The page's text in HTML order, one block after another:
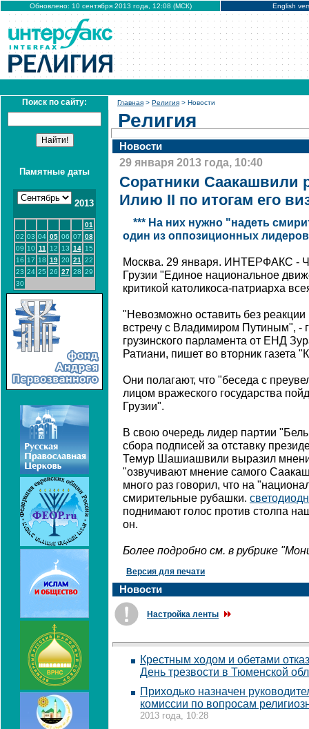
Обновлено: 10 сентября 2013 года, 12:08 (МСК) English
Поиск по сайту:
Памятные даты
2013
01
02 03 04 05 06 07 08
09 10 11 12 13 14 15
16 17 18 19 20 21
22
23 24 25 26 27 28 29
30
Главная > Религия > Новости
Религия
Новости
29 января 2013 года, 10:40
Соратники Саакашвили
Илию II по итогам его
*** На них нужно "надеть
один из оппозиционных
Москва. 29 января. ИНТЕРФАКС -
Грузии "Единое национальное
критикой католикоса-патриарха
"Невозможно оставить без реакции
встречу с Владимиром Путиным", -
грузинского парламента от ЕНД
Ратиани, пишет во вторник газета
Они полагают, что "беседа с
лицом вражеского государства
Грузии".
В свою очередь лидер партии
сбора подписей за отставку
Темур Шашиашвили выразил
"озвучивают мнение самого
много раз говорил, что на
смирительные рубашки.
поднимают голос против столпа
он.
Более подробно см. в рубрике
Версия для печати
Новости
Настройка ленты
Крестным ходом и обетами
День трезвости в Тюменской
Приходько назначен
комиссии по вопросам
2013 года, 10:28